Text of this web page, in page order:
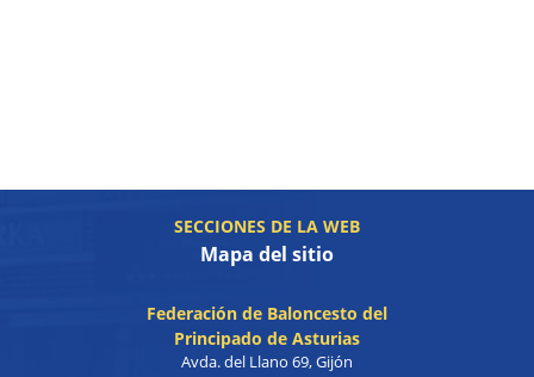
SECCIONES DE LA WEB
Mapa del sitio
Federación de Baloncesto del
Principado de Asturias
Avda. del Llano 69, Gijón